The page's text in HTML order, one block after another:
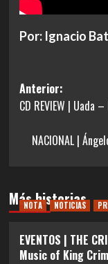
Por: Ignacio
Navegación
de
entradas
Anterior:
CD REVIEW | Uada
NACIONAL |
Más historias
NOTA NOTICIAS
EVENTOS | THE
Music of King